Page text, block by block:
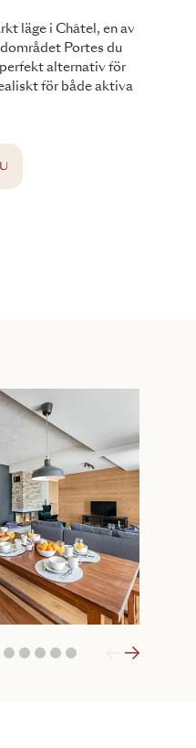
läge i Châtel, en av
Portes du
perfekt alternativ för
för både aktiva
1617181920 23